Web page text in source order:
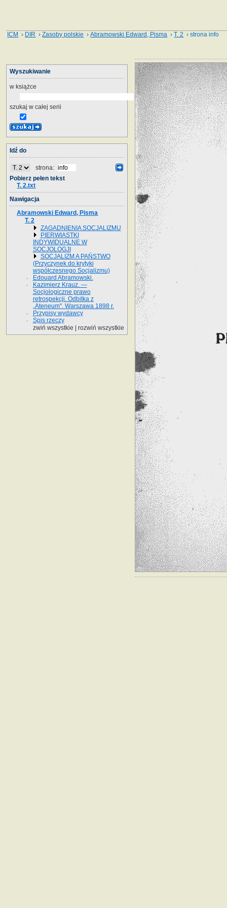
ICM › DIR ›Zasoby polskie ›Abramowski Edward, Pisma ›T. 2 › strona info
Wyszukiwanie
w książce
szukaj w całej serii
Idź do
strona:
Pobierz pełen tekst
T. 2.txt
Nawigacja
Abramowski Edward, Pisma
T. 2
ZAGADNIENIA SOCJALIZMU
PIERWIASTKI
INDYWIDUALNE W
SOCJOLOGJI
SOCJALIZM A PAŃSTWO
(Przyczynek do krytyki
współczesnego Socjalizmu)
Edouard Abramowski.
Kazimierz Krauz. —
Socjologiczne prawo
retrospekcji. Odbitka z
„Ateneum". Warszawa 1898 r.
Przypisy wydawcy
Spis rzeczy
zwiń wszystkie
rozwiń wszystkie